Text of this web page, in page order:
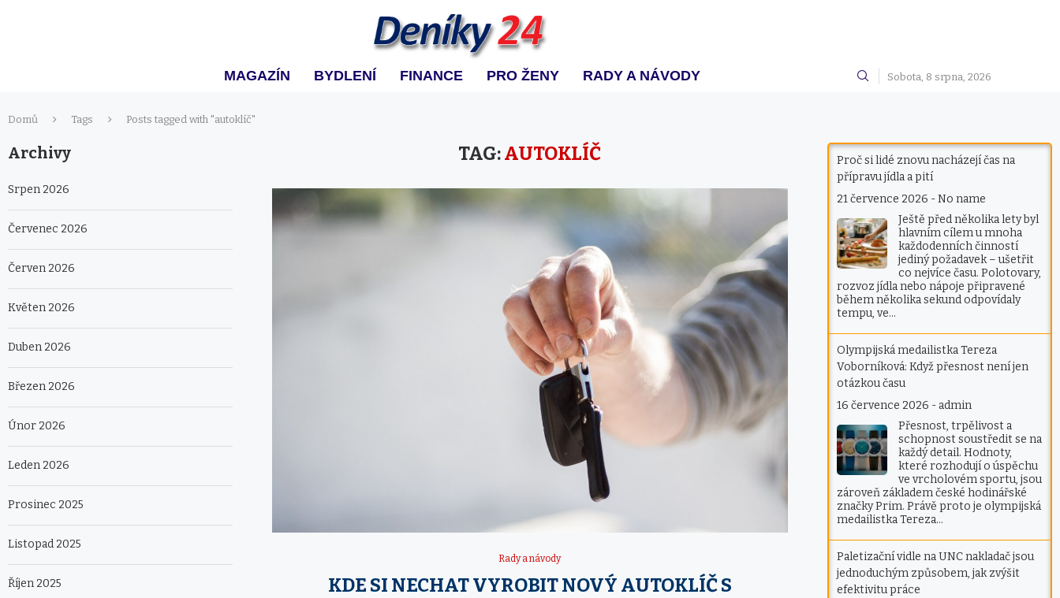
MAGAZÍN BYDLENÍ FINANCE PRO ŽENY RADY A NÁVODY Sobota, 8 srpna, 2026
Domů Tags Posts tagged with "autoklíč"
TAG:AUTOKLÍČ
Rady a návody
KDE SI NECHAT VYROBIT NOVÝ AUTOKLÍČ S
Proč si lidé znovu nacházejí čas na
přípravu jídla a pití
21 července 2026 -No name
Ještě před několika lety byl
hlavním cílem u mnoha
každodenních činností
jediný požadavek – ušetřit
co nejvíce času. Polotovary,
rozvoz jídla nebo nápoje připravené
během několika sekund odpovídaly
tempu, ve…
Olympijská medailistka Tereza
Voborníková: Když přesnost není jen
otázkou času
16 července 2026 - admin
Přesnost, trpělivost a
schopnost soustředit se na
každý detail. Hodnoty,
které rozhodují o úspěchu
ve vrcholovém sportu, jsou
zároveň základem české hodinářské
značky Prim. Právě proto je olympijská
medailistka Tereza…
Paletizační vidle na UNC nakladač jsou
jednoduchým způsobem, jak zvýšit
efektivitu práce
Archivy
Srpen 2026
Červenec 2026
Červen 2026
Květen 2026
Duben 2026
Březen 2026
Únor 2026
Leden 2026
Prosinec 2025
Listopad 2025
Říjen 2025